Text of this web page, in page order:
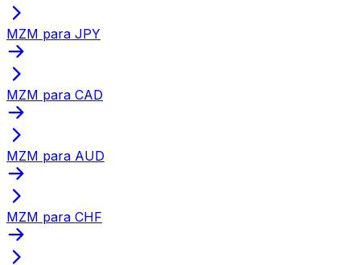
MZM para JPY
MZM para CAD
MZM para AUD
MZM para CHF